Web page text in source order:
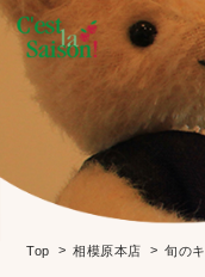
Top > 相模原本店 > 旬の